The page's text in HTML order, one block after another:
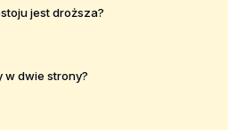
jest droższa?
w dwie strony?